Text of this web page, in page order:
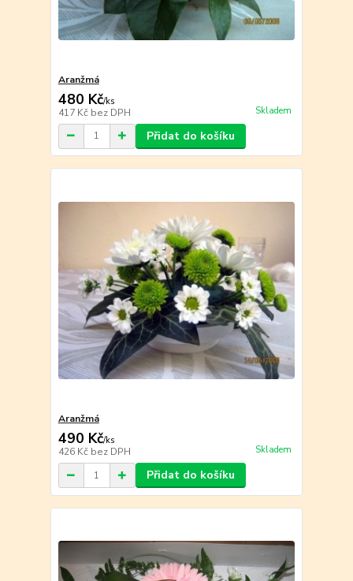
Aranžmá
480 Kč/ks
417 Kč bez DPH Skladem
Přidat do košíku
Aranžmá
490 Kč/ks
426 Kč bez DPH Skladem
Přidat do košíku